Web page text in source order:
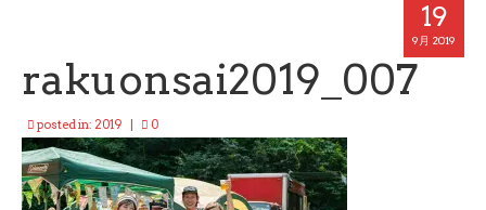
2018
2017
2016
19
9月 2019
rakuonsai2019_007
posted in: 2019 0